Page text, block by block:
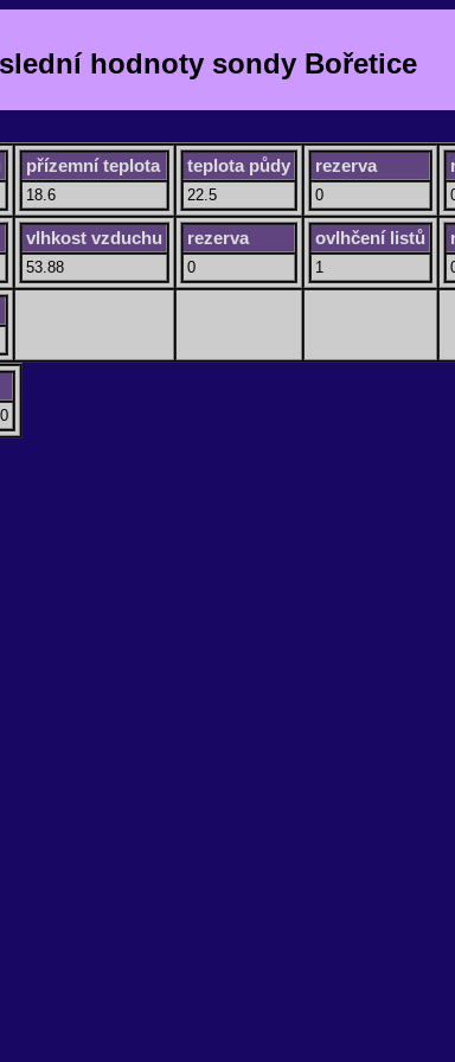
hodnoty sondy Bořetice
přízemní teplota
18.6
teplota půdy
22.5
rezerva
0
vlhkost vzduchu
53.88
rezerva
0
ovlhčení listů
1